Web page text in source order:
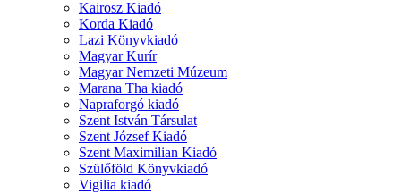
Kairosz Kiadó
Korda Kiadó
Lazi Könyvkiadó
Magyar Kurír
Magyar Nemzeti Múzeum
Marana Tha kiadó
Napraforgó kiadó
Szent István Társulat
Szent József Kiadó
Szent Maximilian Kiadó
Szülőföld Könyvkiadó
Vigilia kiadó